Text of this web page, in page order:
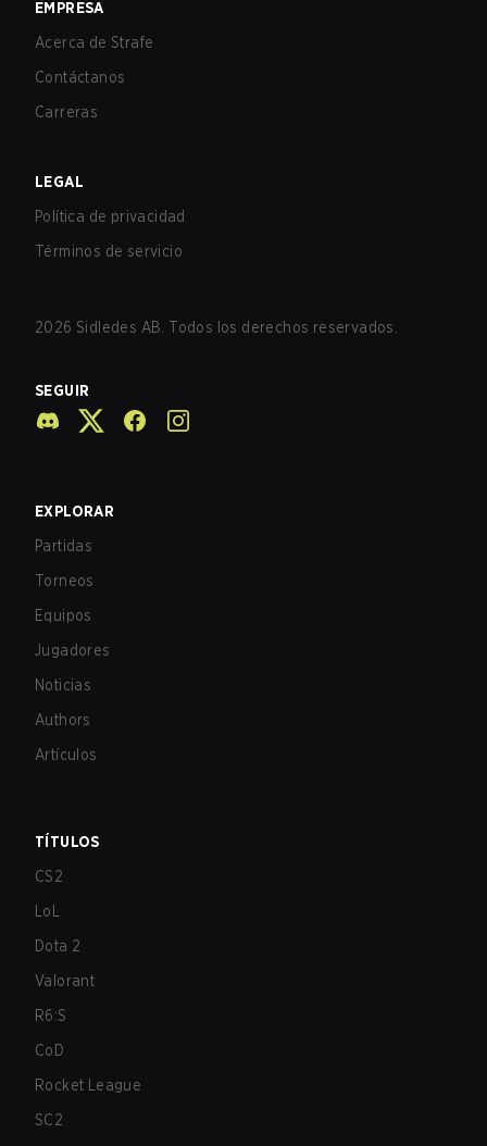
EMPRESA
Acerca de Strafe
Contáctanos
Carreras
LEGAL
Política de privacidad
Términos de servicio
2026 Sidledes AB. Todos los derechos reservados.
SEGUIR
EXPLORAR
Partidas
Torneos
Equipos
Jugadores
Noticias
Authors
Artículos
TÍTULOS
CS2
LoL
Dota 2
Valorant
R6:S
CoD
Rocket League
SC2